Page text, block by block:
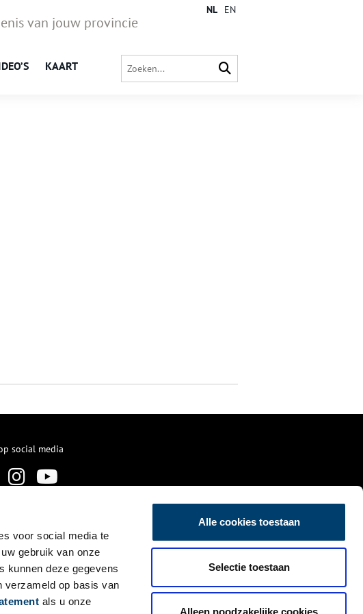
voor social media te
gebruik van onze
kunnen deze gegevens
verzameld op basis van
als u onze
Alle cookies toestaan
Selectie toestaan
Alleen noodzakelijke cookies
van jouw provincie
KAART
NL EN
social media